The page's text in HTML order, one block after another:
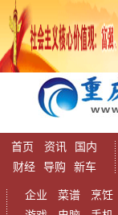
首页 资讯
国内
财经
导购 新车
企业 菜谱
烹饪